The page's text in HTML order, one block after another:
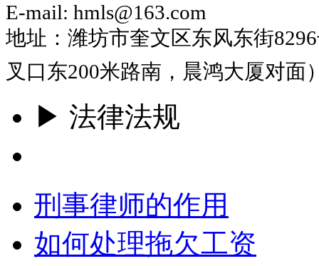
E-mail: hmls@163.com
地址：潍坊市奎文区东风东街
叉口东200米路南，晨鸿大厦对面
▶ 法律法规
刑事律师的作用
如何处理拖欠工资